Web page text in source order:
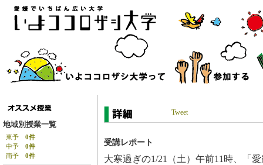
地域別授業一覧
東予 0件
中予 0件
南予 0件
Tweet
受講レポート
大寒過ぎの1/21（土）午前11時、「